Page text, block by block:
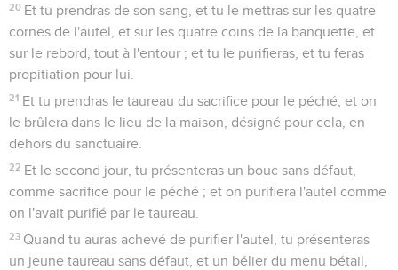
20 Et tu prendras de son sang, et tu le mettras sur les quatre
cornes de l'autel, et sur les quatre coins de la banquette, et
sur le rebord, tout à l'entour ; et tu le purifieras, et tu feras
propitiation pour lui.
21 Et tu prendras le taureau du sacrifice pour le péché, et on
le brûlera dans le lieu de la maison, désigné pour cela, en
dehors du sanctuaire.
22 Et le second jour, tu présenteras un bouc sans défaut,
comme sacrifice pour le péché ; et on purifiera l'autel comme
on l'avait purifié par le taureau.
23 Quand tu auras achevé de purifier l'autel, tu présenteras
un jeune taureau sans défaut, et un bélier du menu bétail,